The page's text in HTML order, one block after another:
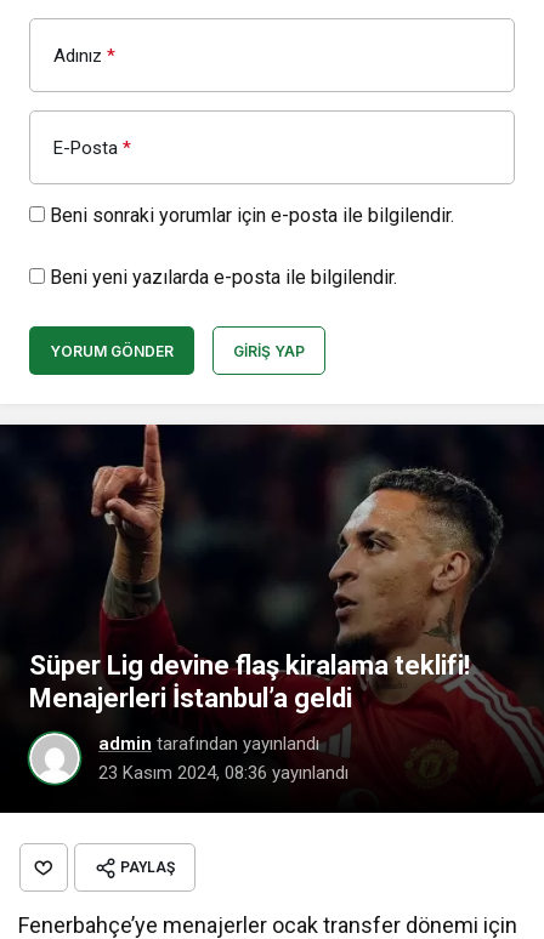
Adınız *
E-Posta *
Beni sonraki yorumlar için e-posta ile bilgilendir.
Beni yeni yazılarda e-posta ile bilgilendir.
YORUM GÖNDER GIRIŞ YAP
Süper Lig devine flaş kiralama teklifi!
Menajerleri İstanbul’a geldi
admin tarafından yayınlandı
23 Kasım 2024, 08:36 yayınlandı
PAYLAŞ
Fenerbahçe’ye menajerler ocak transfer dönemi için